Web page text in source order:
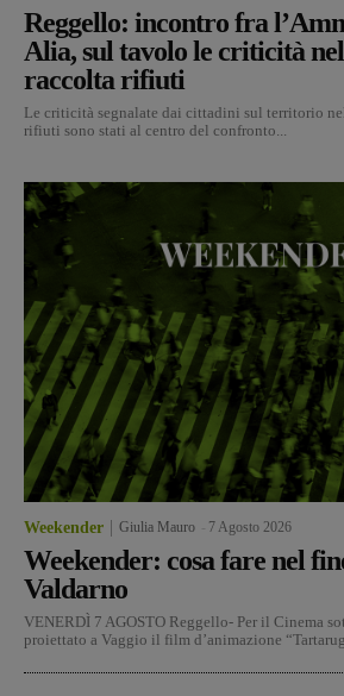
Reggello: incontro fra
Alia, sul tavolo le criticità
raccolta rifiuti
Le criticità segnalate dai cittadini sul territorio
rifiuti sono stati al centro del confronto...
Weekender Giulia Mauro 7 Agosto 2026
Weekender: cosa fare nel
Valdarno
VENERDÌ 7 AGOSTO Reggello- Per il Cinema
proiettato a Vaggio il film d’animazione